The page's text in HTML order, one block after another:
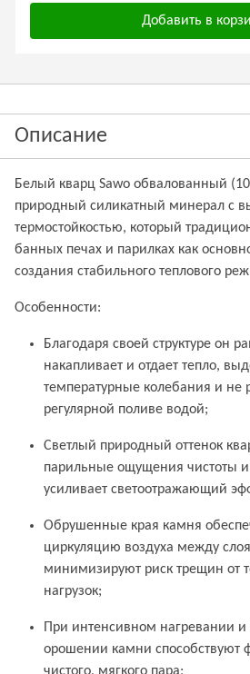
Добавить в
Описание
Белый кварц Sawo обвалованный
природный силикатный минерал с
термостойкостью, который
банных печах и парилках как
создания стабильного теплового
Особенности:
Благодаря своей структуре он
накапливает и отдает тепло,
температурные колебания и не
регулярной поливе водой;
Светлый природный оттенок
парильные ощущения чистоты и
усиливает светоотражающий
Обрушенные края камня
циркуляцию воздуха между
минимизируют риск трещин от
нагрузок;
При интенсивном нагревании
орошении камни способствуют